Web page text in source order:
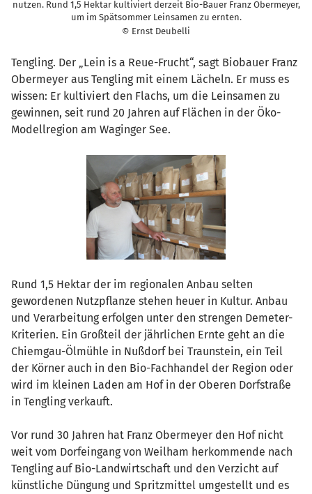
nutzen. Rund 1,5 Hektar kultiviert derzeit Bio-Bauer Franz Obermeyer,
um im Spätsommer Leinsamen zu ernten.
© Ernst Deubelli
Tengling. Der „Lein is a Reue-Frucht“, sagt Biobauer Franz
Obermeyer aus Tengling mit einem Lächeln. Er muss es
wissen: Er kultiviert den Flachs, um die Leinsamen zu
gewinnen, seit rund 20 Jahren auf Flächen in der Öko-
Modellregion am Waginger See.
Rund 1,5 Hektar der im regionalen Anbau selten
gewordenen Nutzpflanze stehen heuer in Kultur. Anbau
und Verarbeitung erfolgen unter den strengen Demeter-
Kriterien. Ein Großteil der jährlichen Ernte geht an die
Chiemgau-Ölmühle in Nußdorf bei Traunstein, ein Teil
der Körner auch in den Bio-Fachhandel der Region oder
wird im kleinen Laden am Hof in der Oberen Dorfstraße
in Tengling verkauft.
Vor rund 30 Jahren hat Franz Obermeyer den Hof nicht
weit vom Dorfeingang von Weilham herkommende nach
Tengling auf Bio-Landwirtschaft und den Verzicht auf
künstliche Düngung und Spritzmittel umgestellt und es